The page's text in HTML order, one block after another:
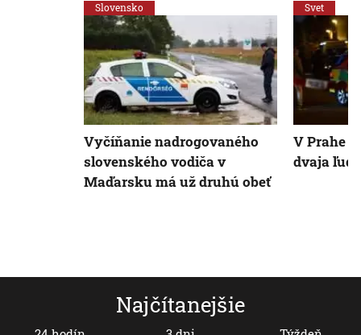
Najčítanejšie
Slovensko
Vyčíňanie nadrogovaného
slovenského vodiča v
Maďarsku má už druhú obeť
Svet
V Prahe
dvaja